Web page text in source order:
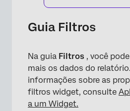
Guia Filtros
Na guia Filtros , você
mais os dados do
informações sobre as
filtros widget, consulte
a um Widget.